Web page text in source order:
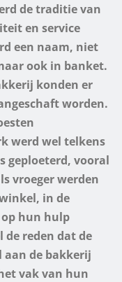
de traditie van
en service
een naam, niet
ook in banket.
konden er
worden.
werd wel telkens
geploeterd, vooral
vroeger werden
in de
hun hulp
de reden dat de
aan de bakkerij
vak van hun